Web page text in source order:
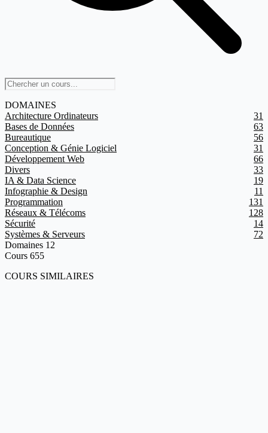
DOMAINES
Architecture Ordinateurs
31
Bases de Données
63
Bureautique
56
Conception & Génie Logiciel
31
Développement Web
66
Divers
33
IA & Data Science
19
Infographie & Design
11
Programmation
131
Réseaux & Télécoms
128
Sécurité
14
Systèmes & Serveurs
72
Domaines 12
Cours 655
COURS SIMILAIRES